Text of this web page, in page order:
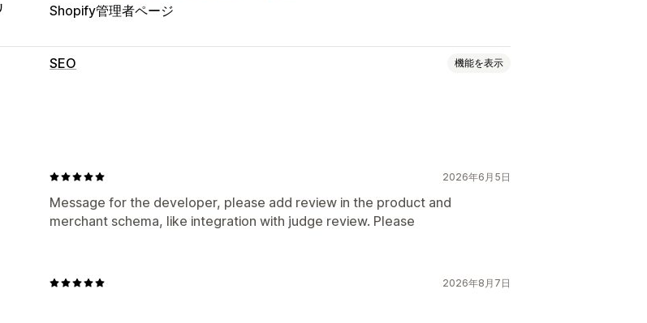
Shopify管理者ページ
SEO 機能を表示
SEOスコア
2026年6月5日
Message for the developer, please add review in the product and
merchant schema, like integration with judge review. Please
2026年8月7日